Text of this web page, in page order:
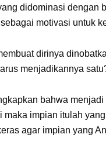
didominasi dengan
motivasi untuk
dirinya
menjadikannya
bahwa
impian itulah
agar impian yang